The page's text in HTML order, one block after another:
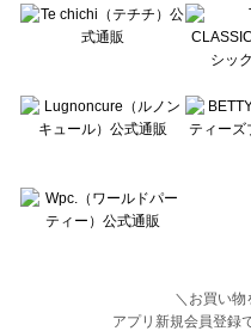
＼お買い物
アプリ新規会員登録